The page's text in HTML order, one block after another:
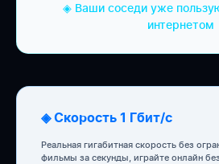
◈ Ваши соседи уже
интернетом
◈ Скорость 1 Гбит/с
Реальная гигабитная скорость без
фильмы за секунды, играйте онлайн